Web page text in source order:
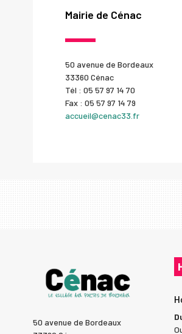
Mairie de Cénac
50 avenue de Bordeaux
33360 Cénac
Tél : 05 57 97 14 70
Fax : 05 57 97 14 79
accueil@cenac33.fr
50 avenue de Bordeaux